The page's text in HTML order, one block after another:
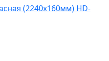
(2240x160мм) HD-